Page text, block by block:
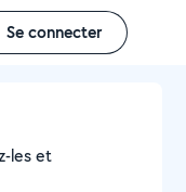
Se connecter
les et